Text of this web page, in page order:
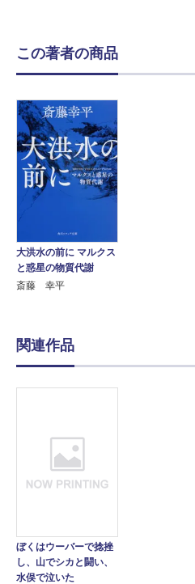
この著者の商品
大洪水の前に マルクス
と惑星の物質代謝
斎藤 幸平
関連作品
ぼくはウーバーで捻挫
し、山でシカと闘い、
水俣で泣いた